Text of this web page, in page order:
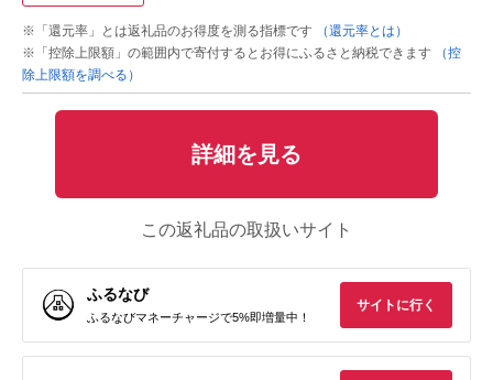
※「還元率」とは返礼品のお得度を測る指標です
（還元率とは）
※「控除上限額」の範囲内で寄付するとお得にふるさと納税できます
（控
除上限額を調べる）
詳細を見る
この返礼品の取扱いサイト
ふるなび
ふるなびマネーチャージで5%即増量中！
サイトに行く